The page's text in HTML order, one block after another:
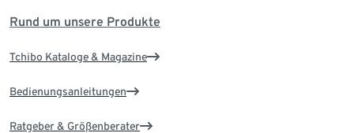
Rund um unsere Produkte
Tchibo Kataloge & Magazine
Bedienungsanleitungen
Ratgeber & Größenberater